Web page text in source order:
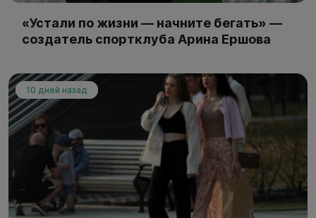
«Устали по жизни — начните бегать» —
создатель спортклуба Арина Ершова
10 дней назад